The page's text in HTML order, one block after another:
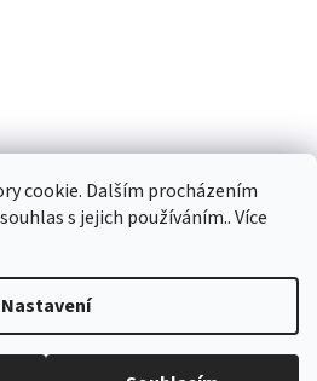
cookie. Dalším procházením
s jejich používáním.. Více
Nastavení
. Všechna práva vyhrazena.